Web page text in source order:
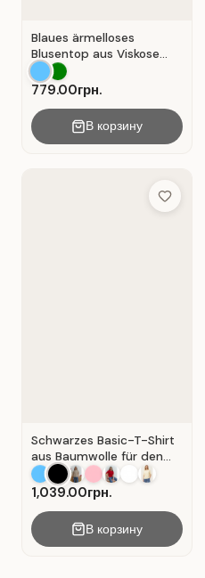
Blaues ärmelloses
Blusentop aus Viskose
mit V-Ausschnitt . Blau .
779.00грн.
В корзину
Add to
Schwarzes Basic-T-Shirt
aus Baumwolle für den
Alltag . Schwarz.
1,039.00грн.
В корзину